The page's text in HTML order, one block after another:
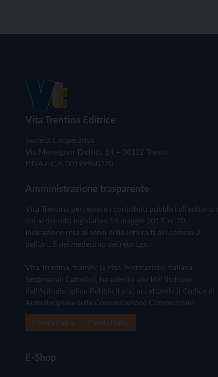
Vita Trentina Editrice
Società Cooperativa
Via Monsignor Endrici, 14 – 38122 Trento
P.IVA e C.F. 00199960220
Amministrazione trasparente
Vita Trentina percepisce i contributi pubblici all'editoria
cui al decreto legislativo 15 maggio 2017, n. 70.
Indicazione resa ai sensi della lettera f) del comma 2
dell'art. 5 del medesimo decreto Lgs.
Vita Trentina, tramite la Fisc (Federazione Italiana
Settimanali Cattolici), ha aderito allo IAP (Istituto
dell'Autodisciplina Pubblicitaria) accettando il Codice di
Autodisciplina della Comunicazione Commerciale
E-Shop